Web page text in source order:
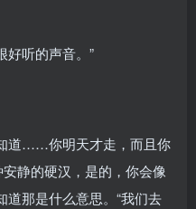
好听的声音。”
道……你明天才走，而且你
静的硬汉，是的，你会像
道那是什么意思。“我们去